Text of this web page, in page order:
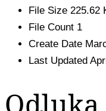
File Size 225.62
File Count 1
Create Date
Last Updated